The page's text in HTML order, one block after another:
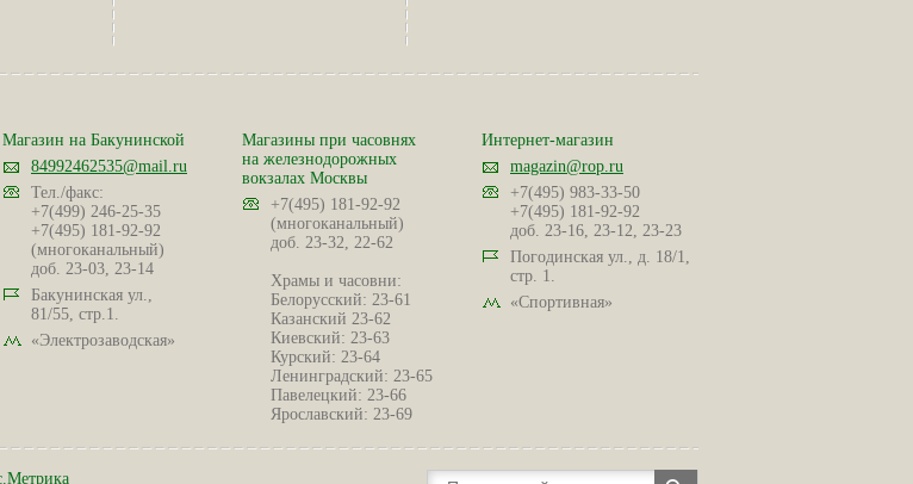
Магазин на Бакунинской
84992462535@mail.ru
Тел./факс:
+7(499) 246-25-35
+7(495) 181-92-92
(многоканальный)
доб. 23-03, 23-14
Бакунинская ул.,
81/55, стр.1.
«Электрозаводская»
Магазины при часовнях
на железнодорожных
вокзалах Москвы
+7(495) 181-92-92
(многоканальный)
доб. 23-32, 22-62
Храмы и часовни:
Белорусский: 23-61
Казанский 23-62
Киевский: 23-63
Курский: 23-64
Ленинградский: 23-65
Павелецкий: 23-66
Ярославский: 23-69
Интернет-магазин
magazin@rop.ru
+7(495) 983-33-50
+7(495) 181-92-92
доб. 23-16, 23-12, 23-23
Погодинская ул., д. 18/1,
стр. 1.
«Спортивная»